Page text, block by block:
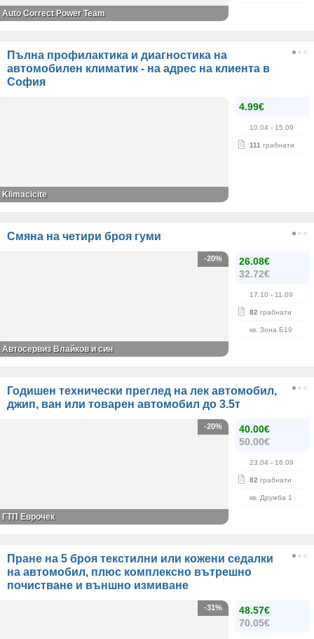
Auto Correct Power Теаm
Пълна профилактика и диагностика на
автомобилен климатик - на адрес на клиента в
София
4.99€
10.04 - 15.09
111 грабнати
Klimacicite
Смяна на четири броя гуми
26.08€
32.72€
17.10 - 11.09
82 грабнати
кв. Зона Б19
-20%
Автосервиз Влайков и син
Годишен технически преглед на лек автомобил,
джип, ван или товарен автомобил до 3.5т
40.00€
50.00€
23.04 - 16.09
82 грабнати
кв. Дружба 1
-20%
ГТП Еврочек
Пране на 5 броя текстилни или кожени седалки
на автомобил, плюс комплексно вътрешно
почистване и външно измиване
48.57€
70.05€
-31%